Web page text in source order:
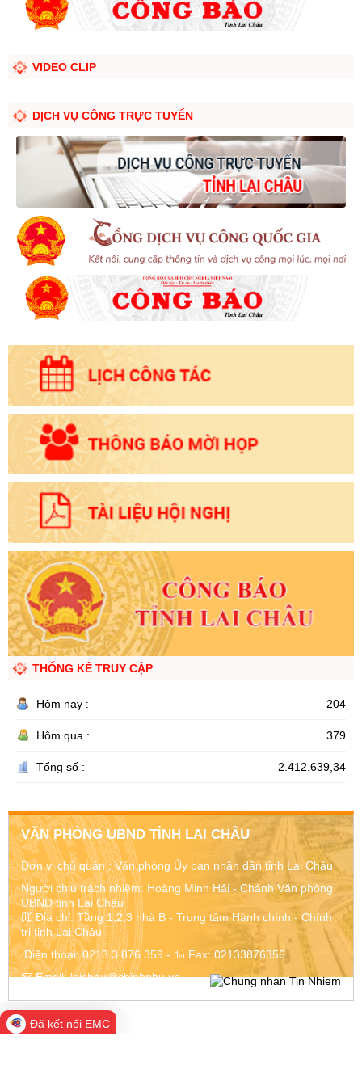
VIDEO CLIP
DỊCH VỤ CÔNG TRỰC TUYẾN
THỐNG KÊ TRUY CẬP
Hôm nay : 204
Hôm qua : 379
Tổng số : 2.412.639,34
VĂN PHÒNG UBND TỈNH LAI CHÂU
Đơn vị chủ quản :Văn phòng Ủy ban nhân dân tỉnh Lai Châu
Người chịu trách nhiệm: Hoàng Minh Hải - Chánh Văn phòng
UBND tỉnh Lai Châu
Địa chỉ: Tầng 1,2,3 nhà B - Trung tâm Hành chính - Chính
trị tỉnh Lai Châu
Điện thoại:0213.3.876.359 - Fax: 02133876356
Email:laichau@chinhphu.vn
Đã kết nối EMC